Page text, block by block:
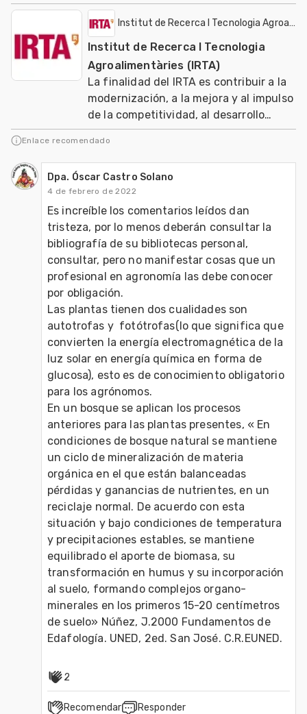
Institut de Recerca I Tecnologia
Institut de Recerca I Tecnologia
Agroalimentàries (IRTA)
La finalidad del IRTA es contribuir a la
modernización, a la mejora y al impulso
de la competitividad, al desarrollo
sostenible de los sectores agrario, ali
Enlace recomendado
Dpa. Óscar Castro Solano
4 de febrero de 2022
Es increíble los comentarios leídos dan
tristeza, por lo menos deberán consultar la
bibliografía de su bibliotecas personal,
consultar, pero no manifestar cosas que un
profesional en agronomía las debe conocer
por obligación.
Las plantas tienen dos cualidades son
autotrofas y  fotótrofas(lo que significa que
convierten la energía electromagnética de la
luz solar en energía química en forma de
glucosa), esto es de conocimiento obligatorio
para los agrónomos.
En un bosque se aplican los procesos
anteriores para las plantas presentes, « En
condiciones de bosque natural se mantiene
un ciclo de mineralización de materia
orgánica en el que están balanceadas
pérdidas y ganancias de nutrientes, en un
reciclaje normal. De acuerdo con esta
situación y bajo condiciones de temperatura
y precipitaciones estables, se mantiene
equilibrado el aporte de biomasa, su
transformación en humus y su incorporación
al suelo, formando complejos organo-
minerales en los primeros 15-20 centímetros
de suelo» Núñez, J.2000 Fundamentos de
Edafología. UNED, 2ed. San José. C.R.EUNED.
2
Recomendar Responder